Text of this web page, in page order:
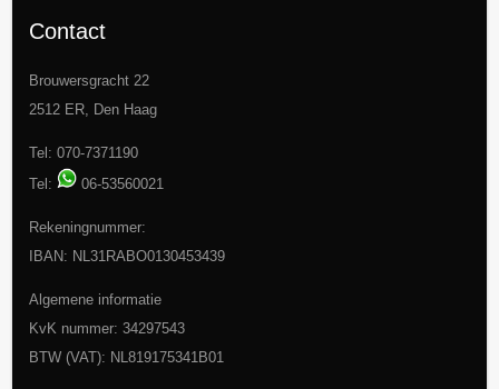
Contact
Brouwersgracht 22
2512 ER, Den Haag
Tel: 070-7371190
Tel:
06-53560021
Rekeningnummer:
IBAN: NL31RABO0130453439
Algemene informatie
KvK nummer: 34297543
BTW (VAT): NL819175341B01